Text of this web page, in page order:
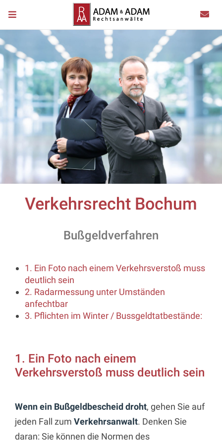
Verkehrsrecht Bochum
Bußgeldverfahren
1. Ein Foto nach einem Verkehrsverstoß muss
deutlich sein
2. Radarmessung unter Umständen
anfechtbar
3. Pflichten im Winter / Bussgeldtatbestände:
1. Ein Foto nach einem
Verkehrsverstoß muss deutlich sein
Wenn ein Bußgeldbescheid droht, gehen Sie auf
jeden Fall zum Verkehrsanwalt. Denken Sie
daran: Sie können die Normen des